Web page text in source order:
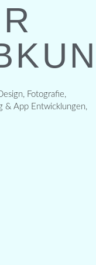
Fotografie,
& App Entwicklungen,